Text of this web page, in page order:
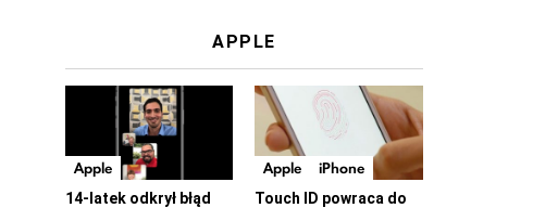
APPLE
Apple
14-latek odkrył błąd
Apple iPhone
Touch ID powraca do